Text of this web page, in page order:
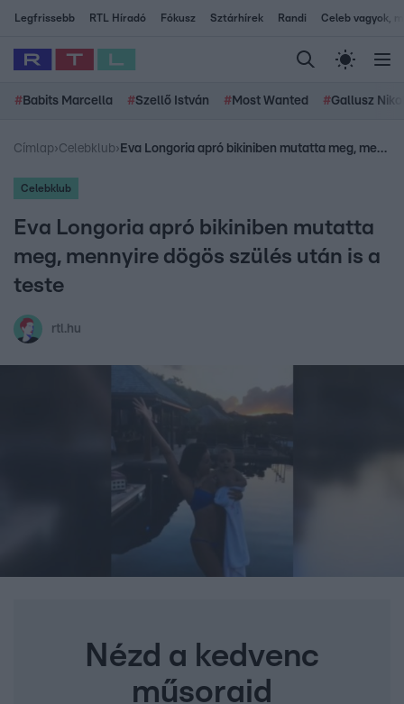
Legfrissebb RTL Híradó Fókusz Sztárhírek Randi Celeb vagyok,
# Babits Marcella #Szellő István # Most Wanted #Gallusz
Címlap›Celebklub› Eva Longoria apró bikiniben mutatta meg, mennyire dögös szülés után is a teste
Celebklub
Eva Longoria apró bikiniben mutatta
meg, mennyire dögös szülés után is a
teste
rtl.hu
Nézd a kedvenc
műsoraid